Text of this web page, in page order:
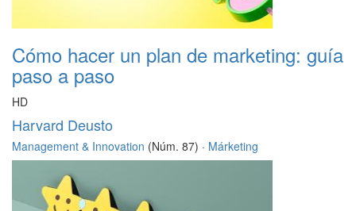
Cómo hacer un plan de marketing: guía
paso a paso
HD
Harvard Deusto
Management & Innovation (Núm. 87) · Márketing